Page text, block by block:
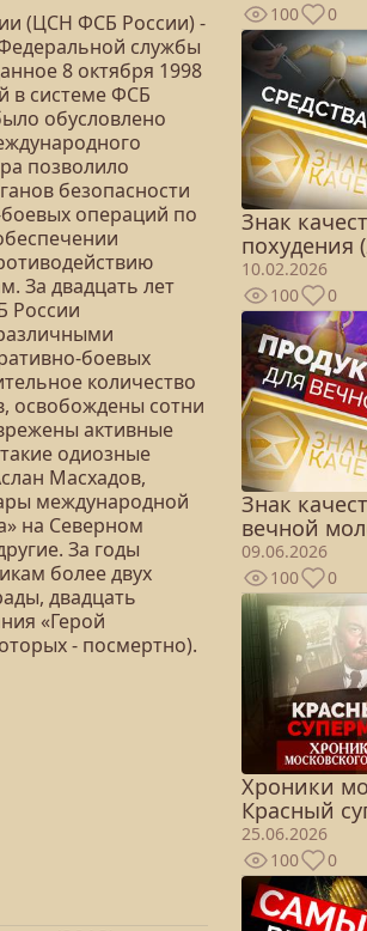
(ЦСН ФСБ России) -
службы
8 октября 1998
в системе ФСБ
обусловлено
позволило
безопасности
операций по
За двадцать лет
России
боевых
количество
освобождены сотни
активные
одиозные
Масхадов,
международной
на Северном
За годы
более двух
двадцать
«Герой
- посмертно).
100
0
Знак
похудения
10.02.2026
100
0
Знак
вечной
09.06.2026
100
0
Хроники
Красный
25.06.2026
100
0